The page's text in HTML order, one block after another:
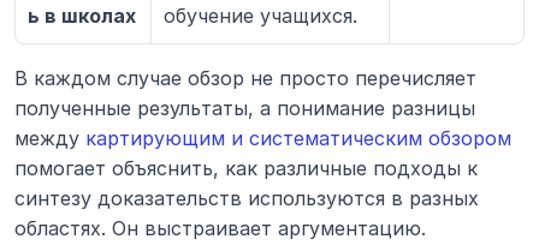
ь в школах
обучение учащихся.
В каждом случае обзор не просто перечисляет
полученные результаты, а понимание разницы
между картирующим и систематическим обзором
помогает объяснить, как различные подходы к
синтезу доказательств используются в разных
областях. Он выстраивает аргументацию.